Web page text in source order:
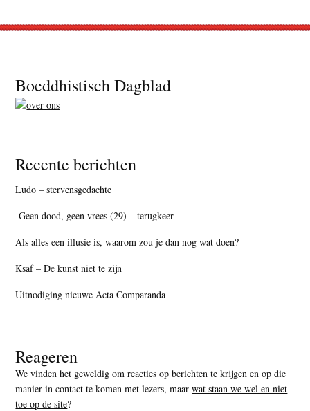
Footer
Boeddhistisch Dagblad
Recente berichten
Ludo – stervensgedachte
Geen dood, geen vrees (29) – terugkeer
Als alles een illusie is, waarom zou je dan nog wat doen?
Ksaf – De kunst niet te zijn
Uitnodiging nieuwe Acta Comparanda
Reageren
We vinden het geweldig om reacties op berichten te krijgen en op die
manier in contact te komen met lezers, maarwat staan we wel en niet
toe op de site?